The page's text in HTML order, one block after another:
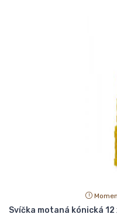
Svíčka motaná kónická